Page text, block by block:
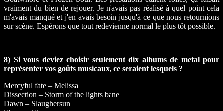
vraiment du bien de rejouer. Je n'avais pas réalisé à quel point cela
m'avais manqué et j'en avais besoin jusqu'à ce que nous retournions
sur scène. Espérons que tout redevienne normal le plus tôt possible.
8) Si vous deviez choisir seulement dix albums de metal pour
représenter vos goûts musicaux, ce seraient lesquels ?
Mercyful fate – Melissa
Dissection – Storm of the lights bane
Dawn – Slaughersun